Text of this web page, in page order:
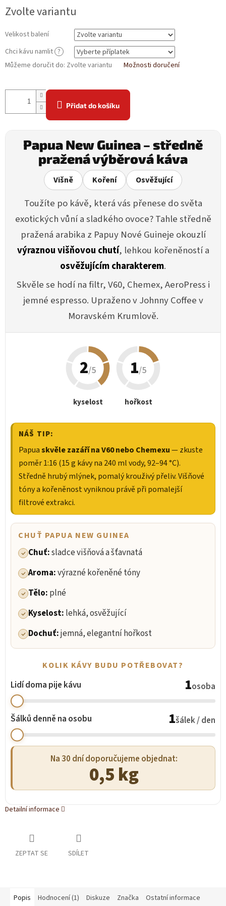
Zvolte variantu
Velikost balení
Chci kávu namlit ?
Můžeme doručit do: Zvolte variantu Možnosti doručení
Přidat do košíku
Papua New Guinea – středně
pražená výběrová káva
Višně Koření Osvěžující
Toužíte po kávě, která vás přenese do světa
exotických vůní a sladkého ovoce? Tahle středně
pražená arabika z Papuy Nové Guineje okouzlí
výraznou višňovou chutí, lehkou kořeněností a
osvěžujícím charakterem.
Skvěle se hodí na filtr, V60, Chemex, AeroPress i
jemné espresso. Upraženo v Johnny Coffee v
Moravském Krumlově.
2/5
kyselost
1/5
hořkost
NÁŠ TIP:
Papuaskvěle zazáří na V60 nebo Chemexu— zkuste
poměr 1:16 (15 g kávy na 240 ml vody, 92–94 °C).
Středně hrubý mlýnek, pomalý krouživý přeliv. Višňové
tóny a kořeněnost vyniknou právě při pomalejší
filtrové extrakci.
CHUŤ PAPUA NEW GUINEA
Chuť:sladce višňová a šťavnatá
Aroma:výrazné kořeněné tóny
Tělo: plné
Kyselost: lehká, osvěžující
Dochuť:jemná, elegantní hořkost
KOLIK KÁVY BUDU POTŘEBOVAT?
Lidí doma pije kávu 1osoba
Šálků denně na osobu 1šálek / den
Na 30 dní doporučujeme objednat:
0,5 kg
Detailní informace
ZEPTAT SE SDÍLET
Popis Hodnocení (1) Diskuze Značka Ostatní informace